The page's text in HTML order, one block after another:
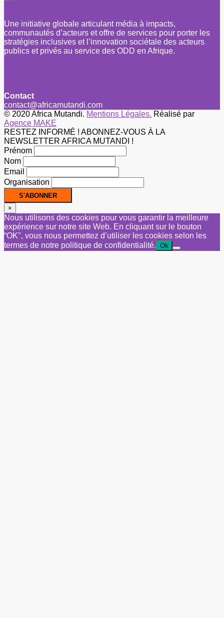
Une initiative globale articulant média à impacts,
communautés d’acteurs et offre de services pour porter les
stratégies inclusives et l’innovation sociétale des acteurs
publics et privés au service des ODD en Afrique.
Contact
contact@africamutandi.com
© 2020 Africa Mutandi. Mentions Légales. Réalisé par
Agence MAKE
RESTEZ INFORMÉ ! ABONNEZ-VOUS À LA
NEWSLETTER AFRICA MUTANDI !
Prénom
Nom
Email
Organisation
×
Nous utilisons des cookies pour vous garantir la meilleure
expérience sur notre site Web. En cliquant sur le bouton
“OK", vous nous permettez d’utiliser les cookies selon les
termes de notre politique de confidentialité. Ok